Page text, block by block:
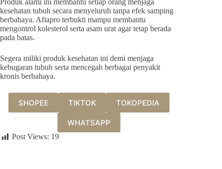
Produk alami ini membantu setiap orang menjaga
kesehatan tubuh secara menyeluruh tanpa efek samping
berbahaya. Afiapro terbukti mampu membantu
mengontrol kolesterol serta asam urat agar tetap berada
pada batas.
Segera miliki produk kesehatan ini demi menjaga
kebugaran tubuh serta mencegah berbagai penyakit
kronis berbahaya.
SHOPEE TIKTOK TOKOPEDIA
WHATSAPP
Post Views: 19